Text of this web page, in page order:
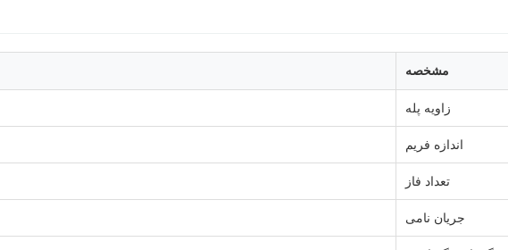
مشخصه
زاویه پله
اندازه فریم
تعداد فاز
جریان نامی